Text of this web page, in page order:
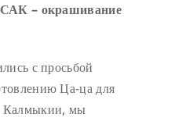
– окрашивание
с просьбой
Ца-ца для
Калмыкии, мы